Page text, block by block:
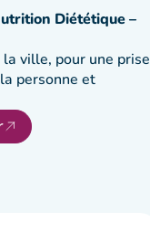
Diététique –
ville, pour une prise
personne et